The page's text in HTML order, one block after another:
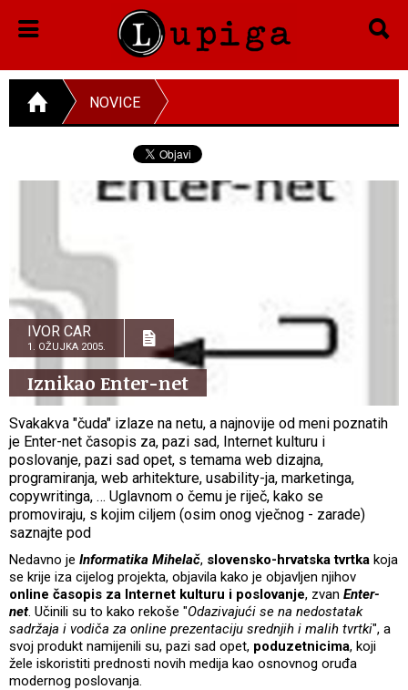
NOVICE
IVOR CAR
1. OŽUJKA 2005.
Iznikao Enter-net
Svakakva "čuda" izlaze na netu, a najnovije od meni poznatih
je Enter-net časopis za, pazi sad, Internet kulturu i
poslovanje, pazi sad opet, s temama web dizajna,
programiranja, web arhitekture, usability-ja, marketinga,
copywritinga, … Uglavnom o čemu je riječ, kako se
promoviraju, s kojim ciljem (osim onog vječnog - zarade)
saznajte pod
Nedavno je Informatika Mihelač, slovensko-hrvatska tvrtka koja
se krije iza cijelog projekta, objavila kako je objavljen njihov
online časopis za Internet kulturu i poslovanje, zvan Enter-
net. Učinili su to kako rekoše "Odazivajući se na nedostatak
sadržaja i vodiča za online prezentaciju srednjih i malih tvrtki", a
svoj produkt namijenili su, pazi sad opet, poduzetnicima, koji
žele iskoristiti prednosti novih medija kao osnovnog oruđa
modernog poslovanja.